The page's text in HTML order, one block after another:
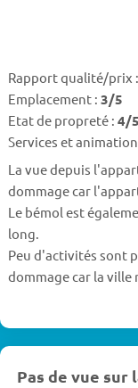
Rapport qualité/prix :
Emplacement : 3/5
Etat de propreté : 4/5
Services et
La vue depuis
dommage car
Le bémol est
long.
Peu d'activités sont
dommage car la
Pas de vue sur